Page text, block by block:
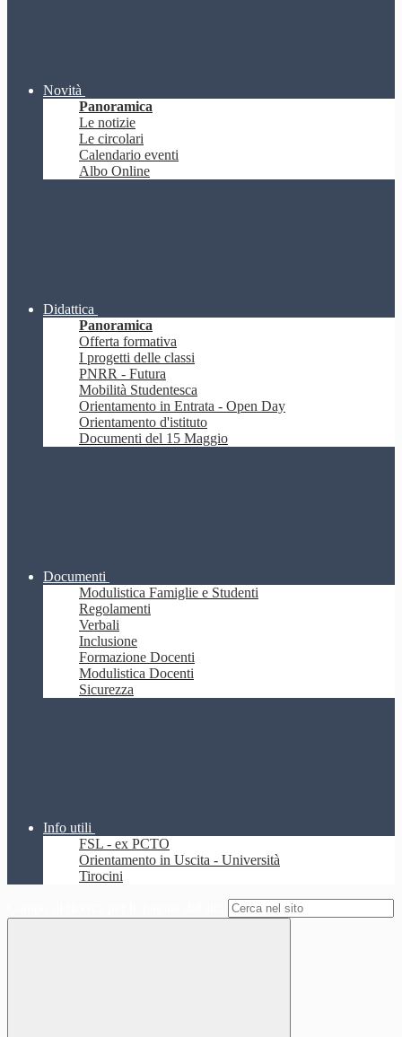
Novità
Panoramica
Le notizie
Le circolari
Calendario eventi
Albo Online
Didattica
Panoramica
Offerta formativa
I progetti delle classi
PNRR - Futura
Mobilità Studentesca
Orientamento in Entrata - Open Day
Orientamento d'istituto
Documenti del 15 Maggio
Documenti
Modulistica Famiglie e Studenti
Regolamenti
Verbali
Inclusione
Formazione Docenti
Modulistica Docenti
Sicurezza
Info utili
FSL - ex PCTO
Orientamento in Uscita - Università
Tirocini